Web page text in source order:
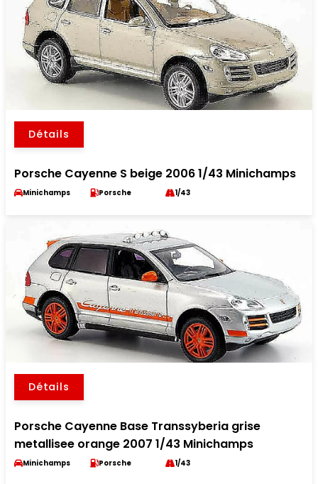
Détails
Porsche Cayenne S beige 2006 1/43 Minichamps
Minichamps Porsche 1/43
Détails
Porsche Cayenne Base Transsyberia grise
metallisee orange 2007 1/43 Minichamps
Minichamps Porsche 1/43